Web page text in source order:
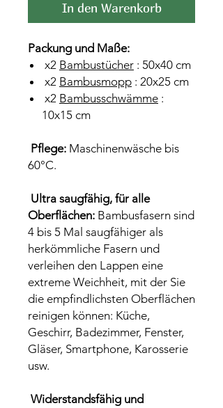
In den Warenkorb
Packung und Maße:
x2 Bambustücher : 50x40 cm
x2 Bambusmopp : 20x25 cm
x2 Bambusschwämme :
10x15 cm
Pflege: Maschinenwäsche bis
60°C.
Ultra saugfähig, für alle
Oberflächen: Bambusfasern sind
4 bis 5 Mal saugfähiger als
herkömmliche Fasern und
verleihen den Lappen eine
extreme Weichheit, mit der Sie
die empfindlichsten Oberflächen
reinigen können: Küche,
Geschirr, Badezimmer, Fenster,
Gläser, Smartphone, Karosserie
usw.
Widerstandsfähig und